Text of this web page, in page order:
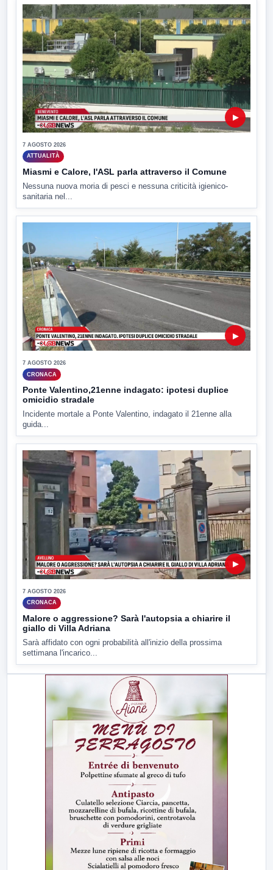
▶
7 AGOSTO 2026
ATTUALITÀ
Miasmi e Calore, l'ASL parla attraverso il Comune
Nessuna nuova moria di pesci e nessuna criticità igienico-
sanitaria nel...
▶
7 AGOSTO 2026
CRONACA
Ponte Valentino,21enne indagato: ipotesi duplice
omicidio stradale
Incidente mortale a Ponte Valentino, indagato il 21enne alla
guida...
▶
7 AGOSTO 2026
CRONACA
Malore o aggressione? Sarà l'autopsia a chiarire il
giallo di Villa Adriana
Sarà affidato con ogni probabilità all'inizio della prossima
settimana l'incarico...